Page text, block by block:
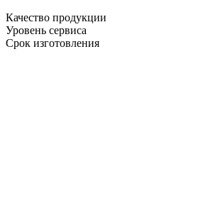
Качество продукции
Уровень сервиса
Срок изготовления